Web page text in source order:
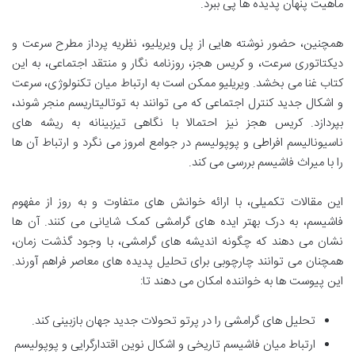
ماهیت پنهان پدیده ها پی ببرد.
همچنین، حضور نوشته هایی از پل ویریلیو، نظریه پرداز مطرح سرعت و
دیکتاتوری سرعت، و کریس هجز، روزنامه نگار و منتقد اجتماعی، به این
کتاب غنا می بخشد. ویریلیو ممکن است به ارتباط میان تکنولوژی، سرعت
و اشکال جدید کنترل اجتماعی که می توانند به توتالیتاریسم منجر شوند،
بپردازد. کریس هجز نیز احتمالا با نگاهی تیزبینانه به ریشه های
ناسیونالیسم افراطی و پوپولیسم در جوامع امروز می نگرد و ارتباط آن ها
را با میراث فاشیسم بررسی می کند.
این مقالات تکمیلی، با ارائه خوانش های متفاوت و به روز از مفهوم
فاشیسم، به درک بهتر ایده های گرامشی کمک شایانی می کنند. آن ها
نشان می دهند که چگونه اندیشه های گرامشی، با وجود گذشت زمان،
همچنان می توانند چارچوبی برای تحلیل پدیده های معاصر فراهم آورند.
این پیوست ها به خواننده امکان می دهند تا:
تحلیل های گرامشی را در پرتو تحولات جدید جهان بازبینی کند.
ارتباط میان فاشیسم تاریخی و اشکال نوین اقتدارگرایی و پوپولیسم